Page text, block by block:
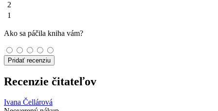
2
1
Ako sa páčila kniha vám?
Pridať recenziu
Recenzie čitateľov
Ivana Čellárová